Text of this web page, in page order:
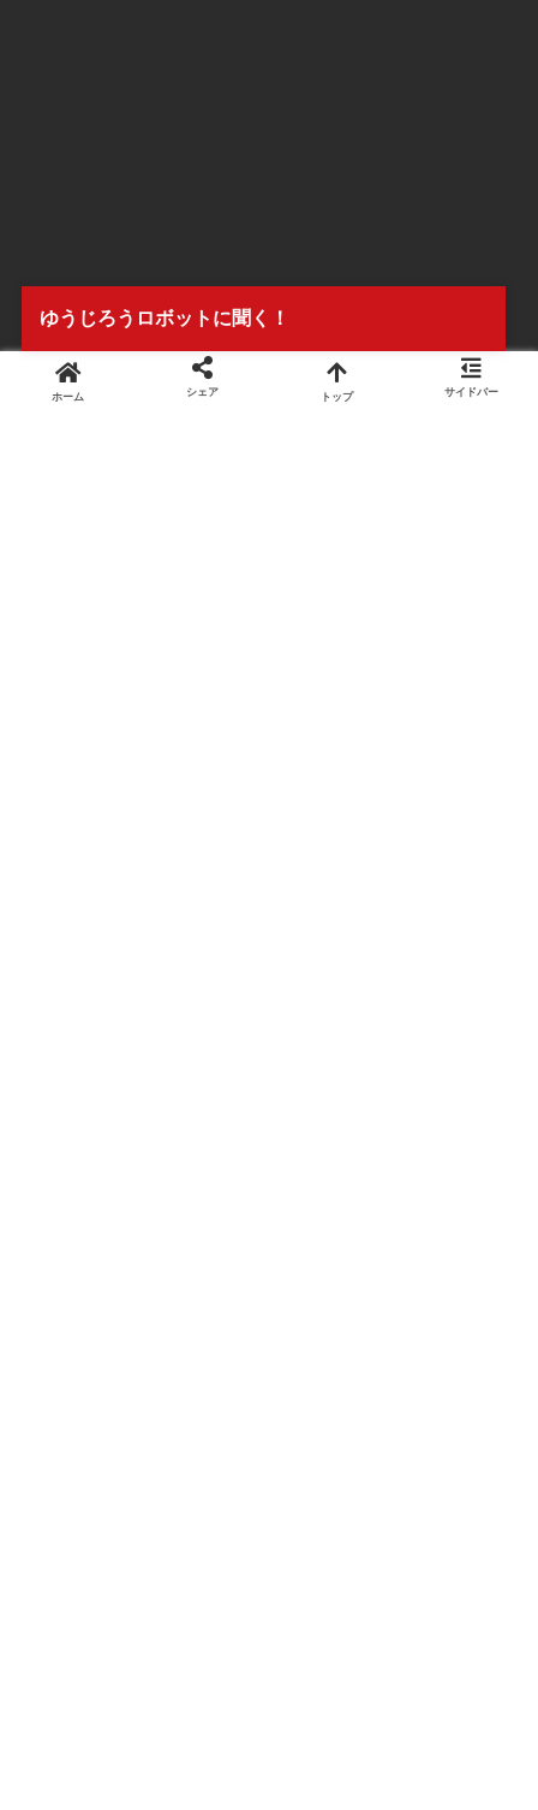
セミナー開催予定
ホーム シェア トップ サイドバー
ゆうじろうロボットに聞く！